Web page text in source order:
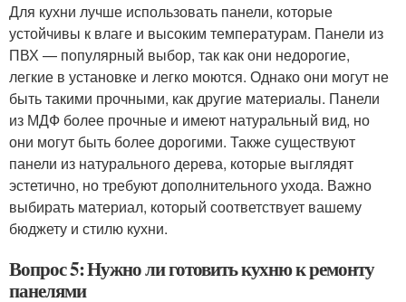
Для кухни лучше использовать панели, которые
устойчивы к влаге и высоким температурам. Панели из
ПВХ — популярный выбор, так как они недорогие,
легкие в установке и легко моются. Однако они могут не
быть такими прочными, как другие материалы. Панели
из МДФ более прочные и имеют натуральный вид, но
они могут быть более дорогими. Также существуют
панели из натурального дерева, которые выглядят
эстетично, но требуют дополнительного ухода. Важно
выбирать материал, который соответствует вашему
бюджету и стилю кухни.
Вопрос 5: Нужно ли готовить кухню к ремонту
панелями